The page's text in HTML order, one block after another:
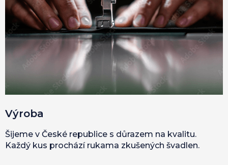
Výroba
Šijeme v České republice s důrazem na kvalitu.
Každý kus prochází rukama zkušených švadlen.